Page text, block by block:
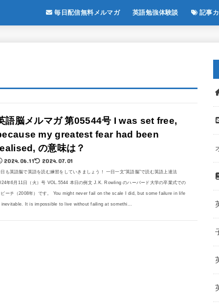
毎日配信無料メルマガ 英語勉強体験談 記事
語脳メルマガ 第05544号 I was set free,
my greatest fear had been
の意味は？
2024.06.11 2024.07.01
も英語脳で英語を読む練習をしていきましょう！ 一日一文“英語脳”で読む英語上達法
年6月11日（火）号 VOL.5544 本日の例文 J.K. Rowling のハーバード大学の卒業式での
ピーチ（2008年）です。 You might never fail on the scale I did, but some failure in life
inevitable. It is impossible to live without failing at somethi...